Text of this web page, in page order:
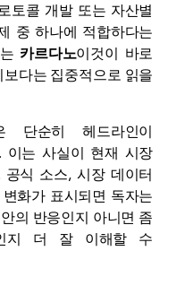
토콜 개발 또는 자산별
중 하나에 적합하다는
카르다노이것이 바로
다는 집중적으로 읽을
단순히 헤드라인이
이는 사실이 현재 시장
식 소스, 시장 데이터
화가 표시되면 독자는
의 반응인지 아니면 좀
지 더 잘 이해할 수